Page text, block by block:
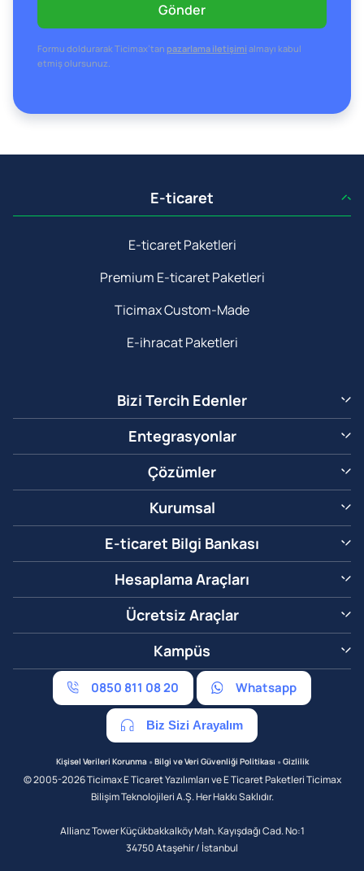
Gönder
Formu doldurarak Ticimax’tan pazarlama iletişimi almayı kabul
etmiş olursunuz.
E-ticaret
E-ticaret Paketleri
Premium E-ticaret Paketleri
Ticimax Custom-Made
E-ihracat Paketleri
Bizi Tercih Edenler
Entegrasyonlar
Çözümler
Kurumsal
E-ticaret Bilgi Bankası
Hesaplama Araçları
Ücretsiz Araçlar
Kampüs
0850 811 08 20 Whatsapp
Biz Sizi Arayalım
Kişisel Verileri Korunma•Bilgi ve Veri Güvenliği Politikası •Gizlilik
© 2005-2026 Ticimax E Ticaret Yazılımları ve E Ticaret Paketleri Ticimax
Bilişim Teknolojileri A.Ş. Her Hakkı Saklıdır.
Allianz Tower Küçükbakkalköy Mah. Kayışdağı Cad. No:1
34750 Ataşehir / İstanbul